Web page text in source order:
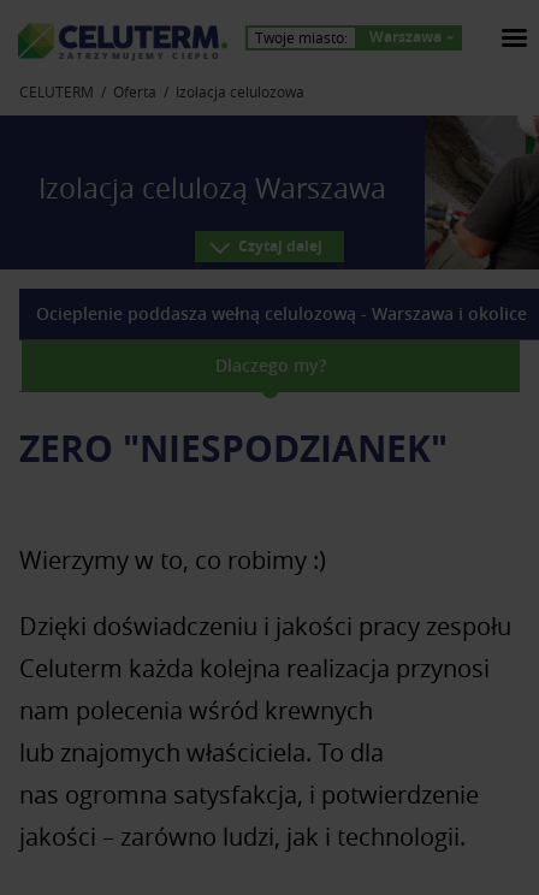
Z A T R Z Y M U J E M Y C I E P Ł O
Twoje miasto: Warszawa
CELUTERM Oferta Izolacja celulozowa
Izolacja celulozą Warszawa
Czytaj dalej
Ocieplenie poddasza wełną celulozową - Warszawa i okolice
Dlaczego my?
ZERO "NIESPODZIANEK"
Wierzymy w to, co robimy :)
Dzięki doświadczeniu i jakości pracy zespołu
Celuterm każda kolejna realizacja przynosi
nam polecenia wśród krewnych
lub znajomych właściciela. To dla
nas ogromna satysfakcja, i potwierdzenie
jakości – zarówno ludzi, jak i technologii.